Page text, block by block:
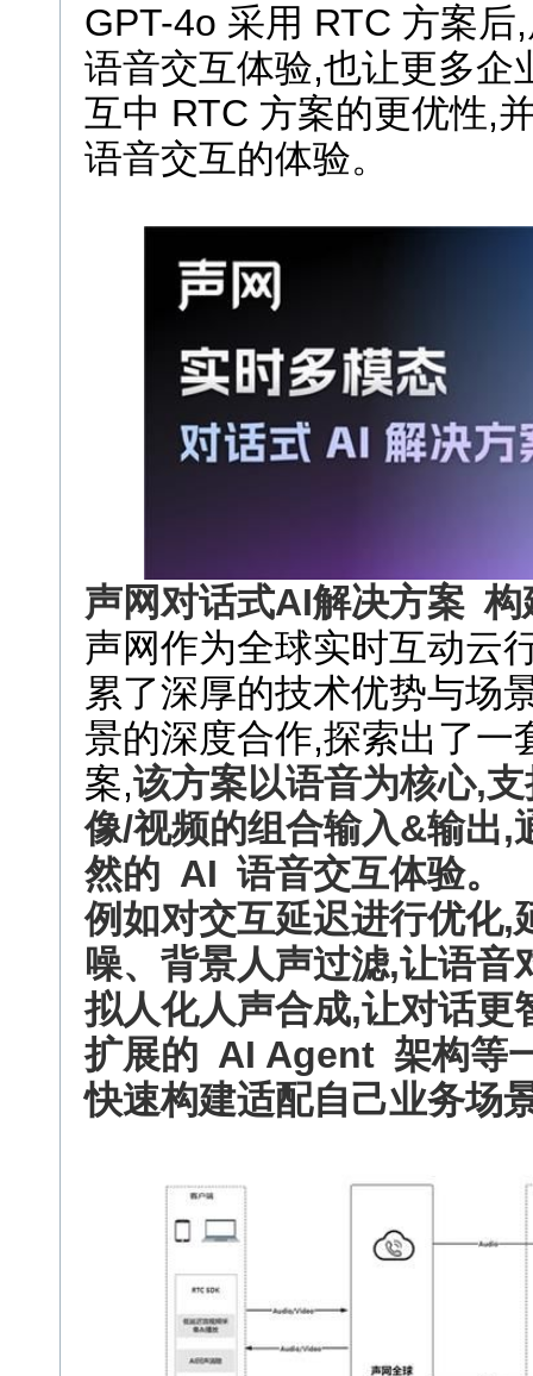
GPT-4o 采用 RTC 方案
语音交互体验,也让更多企
互中 RTC 方案的更优性,
语音交互的体验。
声网对话式AI解决方案 构
声网作为全球实时互动云
累了深厚的技术优势与场
景的深度合作,探索出了一
案,该方案以语音为核心,
像/视频的组合输入&输出,
然的 AI 语音交互体验。
例如对交互延迟进行优化,
噪、背景人声过滤,让语
拟人化人声合成,让对话更
扩展的 AI Agent 架构等
快速构建适配自己业务场